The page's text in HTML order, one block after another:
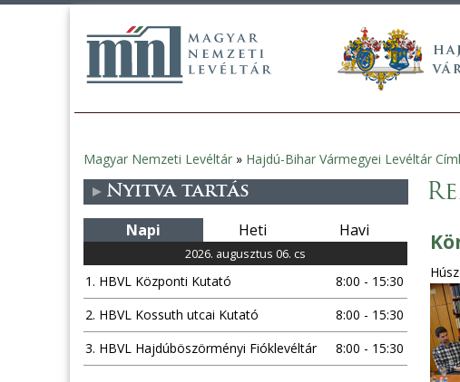
Jelenlegi
hely
Magyar Nemzeti Levéltár » Hajdú-Bihar Vármegyei Levéltár
Nyitva tartás
Napi Heti Havi
2026. augusztus 06. cs
1. HBVL Központi Kutató
8:00 - 15:30
2. HBVL Kossuth utcai Kutató
8:00 - 15:30
3. HBVL Hajdúböszörményi Fióklevéltár
8:00 - 15:30